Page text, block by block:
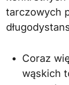
tarczowych
Coraz
wąskich